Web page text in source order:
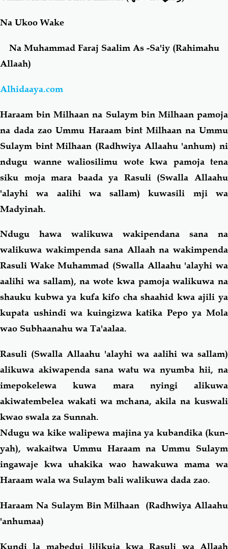
Salaf Wa Ummah
Duaa-Adhkaar
Fataawa Za Ulamaa
Akhlaaq-Aadaab Raqaaiq
Familia-Jamii Maswali-Majibu
Chemsha Bongo Vitabu
Mapishi
Na Ukoo Wake
Na Muhammad Faraj Saalim As -Sa'iy (Rahimahu
Allaah)
Alhidaaya.com
Haraam bin Milhaan na Sulaym bin Milhaan pamoja
na dada zao Ummu Haraam bint Milhaan na Ummu
Sulaym bint Milhaan (Radhwiya Allaahu 'anhum) ni
ndugu wanne waliosilimu wote kwa pamoja tena
siku moja mara baada ya Rasuli (Swalla Allaahu
'alayhi wa aalihi wa sallam) kuwasili mji wa
Madyinah.
Ndugu hawa walikuwa wakipendana sana na
walikuwa wakimpenda sana Allaah na wakimpenda
Rasuli Wake Muhammad (Swalla Allaahu 'alayhi wa
aalihi wa sallam), na wote kwa pamoja walikuwa na
shauku kubwa ya kufa kifo cha shaahid kwa ajili ya
kupata ushindi wa kuingizwa katika Pepo ya Mola
wao Subhaanahu wa Ta'aalaa.
Rasuli (Swalla Allaahu 'alayhi wa aalihi wa sallam)
alikuwa akiwapenda sana watu wa nyumba hii, na
imepokelewa kuwa mara nyingi alikuwa
akiwatembelea wakati wa mchana, akila na kuswali
kwao swala za Sunnah.
Ndugu wa kike walipewa majina ya kubandika (kun-
yah), wakaitwa Ummu Haraam na Ummu Sulaym
ingawaje kwa uhakika wao hawakuwa mama wa
Haraam wala wa Sulaym bali walikuwa dada zao.
Haraam Na Sulaym Bin Milhaan (Radhwiya Allaahu
'anhumaa)
Kundi la mabedui lilikuja kwa Rasuli wa Allaah